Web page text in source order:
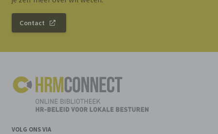
Contact
VOLG ONS VIA